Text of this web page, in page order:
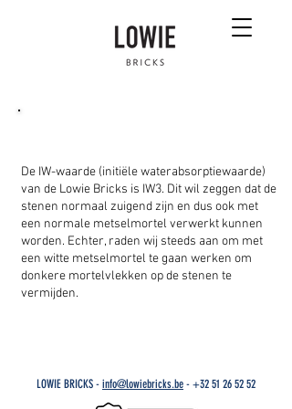
De IW-waarde (initiële waterabsorptiewaarde)
van de Lowie Bricks is IW3. Dit wil zeggen dat de
stenen normaal zuigend zijn en dus ook met
een normale metselmortel verwerkt kunnen
worden. Echter, raden wij steeds aan om met
een witte metselmortel te gaan werken om
donkere mortelvlekken op de stenen te
vermijden.
LOWIE BRICKS - info@lowiebricks.be - +32 51 26 52 52